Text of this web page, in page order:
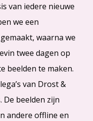
van iedere nieuwe
we een
waarna we
twee dagen op
beelden te maken.
van Drost &
De beelden zijn
andere offline en